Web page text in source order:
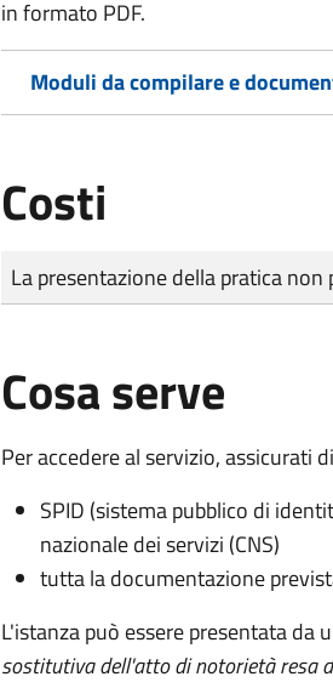
in formato PDF.
Moduli da compilare e
Costi
Tipo di pagamento
Importo
La presentazione della pratica
Cosa serve
Per accedere al servizio, assicurati
SPID (sistema pubblico di
nazionale dei servizi (CNS)
tutta la documentazione
L'istanza può essere presentata da
sostitutiva dell'atto di notorietà resa